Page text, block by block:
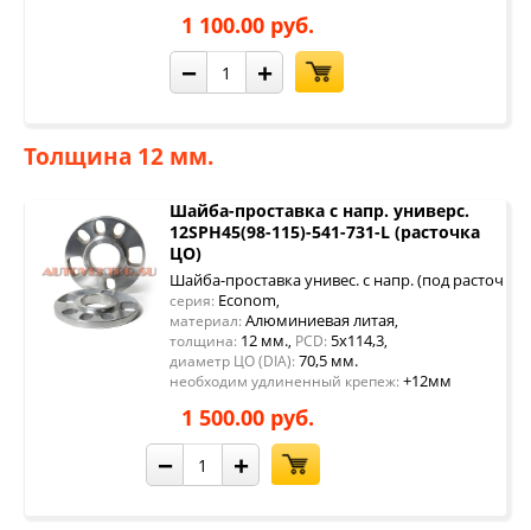
1 100.00 руб.
− +
Толщина 12 мм.
Шайба-проставка с напр. универс.
12SPH45(98-115)-541-731-L (расточка
ЦО)
Шайба-проставка унивес. с напр. (под расточку
серия: Econom,
материал: Алюминиевая литая,
толщина: 12 мм., PCD: 5x114,3,
диаметр ЦО (DIA): 70,5 мм.
необходим удлиненный крепеж: +12мм
1 500.00 руб.
− +